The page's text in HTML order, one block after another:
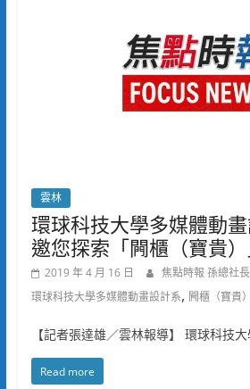
雲林
環球科技大學多媒體動
邀您探索「闁櫃（寶貴）
2019 年 4 月 16 日 焦點時報 孫總社長
環球科技大學多媒體動畫設計系, 闁櫃（寶貴）
【記者張達雄／雲林報導】 環球科技
Read more